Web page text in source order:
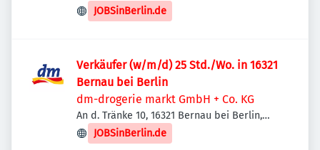
JOBSinBerlin.de
Verkäufer (w/m/d) 25 Std./Wo. in 16321
Bernau bei Berlin
dm-drogerie markt GmbH + Co. KG
An d. Tränke 10, 16321 Bernau bei Berlin,
Deutschland
JOBSinBerlin.de